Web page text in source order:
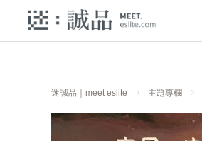
迷誠品｜meet eslite 主題專欄